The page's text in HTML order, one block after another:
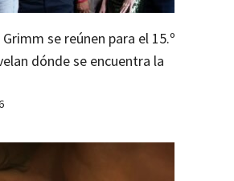
se reúnen para el 15.º
dónde se encuentra la